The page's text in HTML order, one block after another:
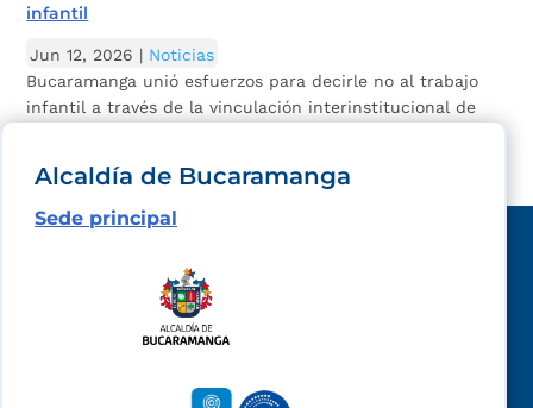
infantil
Jun 12, 2026 | Noticias
Bucaramanga unió esfuerzos para decirle no al trabajo
infantil a través de la vinculación interinstitucional de
Alcaldía de Bucaramanga
Sede principal